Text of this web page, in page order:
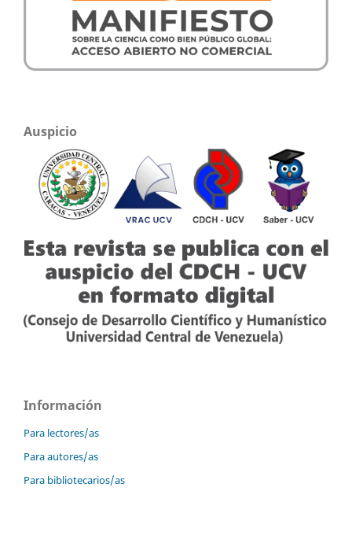
Auspicio
Información
Para lectores/as
Para autores/as
Para bibliotecarios/as